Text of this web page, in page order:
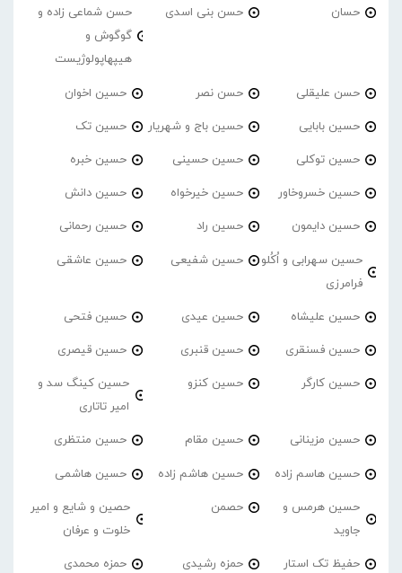
حسان حسن بنی اسدی
حسن شماعی زاده و
گوگوش و
هیپهاپولوژیست
حسن علیقلی حسن نصر حسین اخوان
حسین بابایی حسین باج و شهریار حسین تک
حسین توکلی حسین حسینی حسین خبره
حسین خسروخاور حسین خیرخواه حسین دانش
حسین دایمون حسین راد حسین رحمانی
حسین سهرابی و اُکُلو
فرامرزی
حسین شفیعی حسین عاشقی
حسین علیشاه حسین عیدی حسین فتحی
حسین فسنقری حسین قنبری حسین قیصری
حسین کارگر حسین کنزو
حسین کینگ سد و
امیر تاتاری
حسین مزینانی حسین مقام حسین منتظری
حسین هاسم زاده حسین هاشم زاده حسین هاشمی
حسین هرمس و
جاوید
حصمن
حصین و شایع و امیر
خلوت و عرفان
حفیظ تک استار حمزه رشیدی حمزه محمدی